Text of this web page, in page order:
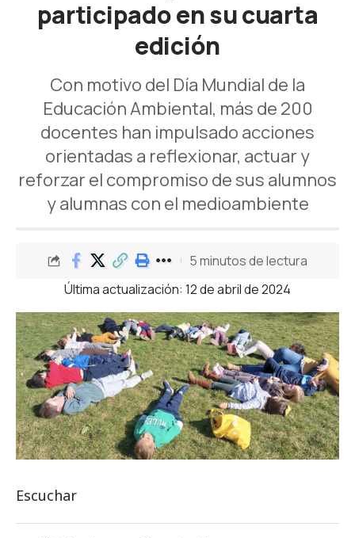
participado en su cuarta
edición
Con motivo del Día Mundial de la
Educación Ambiental, más de 200
docentes han impulsado acciones
orientadas a reflexionar, actuar y
reforzar el compromiso de sus alumnos
y alumnas con el medioambiente
Última actualización: 12 de abril de 2024
5 minutos de lectura
Escuchar